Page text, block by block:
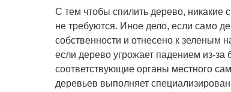
С тем чтобы спилить дерево,
не требуются. Иное дело, если само
собственности и отнесено к зеленым
если дерево угрожает падением из-за
соответствующие органы местного
деревьев выполняет